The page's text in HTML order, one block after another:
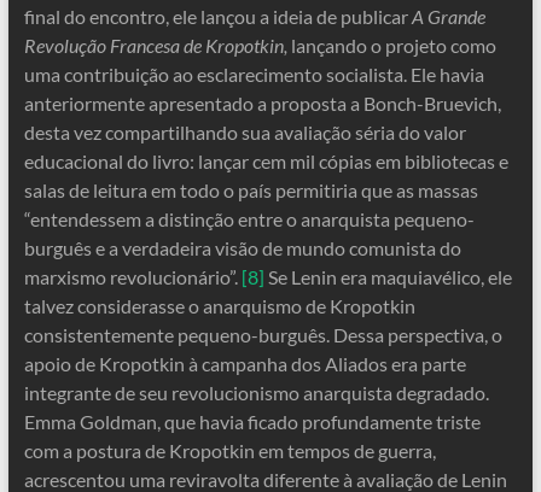
final do encontro, ele lançou a ideia de publicarA Grande
Revolução Francesa de Kropotkin, lançando o projeto como
uma contribuição ao esclarecimento socialista. Ele havia
anteriormente apresentado a proposta a Bonch-Bruevich,
desta vez compartilhando sua avaliação séria do valor
educacional do livro: lançar cem mil cópias em bibliotecas e
salas de leitura em todo o país permitiria que as massas
“entendessem a distinção entre o anarquista pequeno-
burguês e a verdadeira visão de mundo comunista do
marxismo revolucionário”. [8] Se Lenin era maquiavélico, ele
talvez considerasse o anarquismo de Kropotkin
consistentemente pequeno-burguês. Dessa perspectiva, o
apoio de Kropotkin à campanha dos Aliados era parte
integrante de seu revolucionismo anarquista degradado.
Emma Goldman, que havia ficado profundamente triste
com a postura de Kropotkin em tempos de guerra,
acrescentou uma reviravolta diferente à avaliação de Lenin